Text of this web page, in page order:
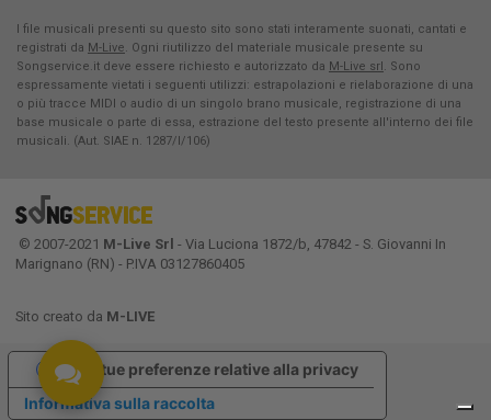
I file musicali presenti su questo sito sono stati interamente suonati, cantati e
registrati da M-Live. Ogni riutilizzo del materiale musicale presente su
Songservice.it deve essere richiesto e autorizzato da M-Live srl. Sono
espressamente vietati i seguenti utilizzi: estrapolazioni e rielaborazione di una
o più tracce MIDI o audio di un singolo brano musicale, registrazione di una
base musicale o parte di essa, estrazione del testo presente all'interno dei file
musicali. (Aut. SIAE n. 1287/I/106)
© 2007-2021 M-Live Srl - Via Luciona 1872/b, 47842 - S. Giovanni In
Marignano (RN) - P.IVA 03127860405
Sito creato da M-LIVE
Informativa sulla raccolta
Le tue preferenze relative alla privacy